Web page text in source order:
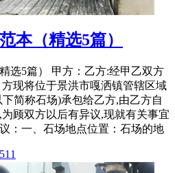
本（精选5篇）
选5篇） 甲方：乙方:经甲乙双方
现将位于景洪市嘎洒镇管辖区域
简称石场)承包给乙方,由乙方自
顾双方以后有异议,现就有关事宜
：一、石场地点位置：石场的地